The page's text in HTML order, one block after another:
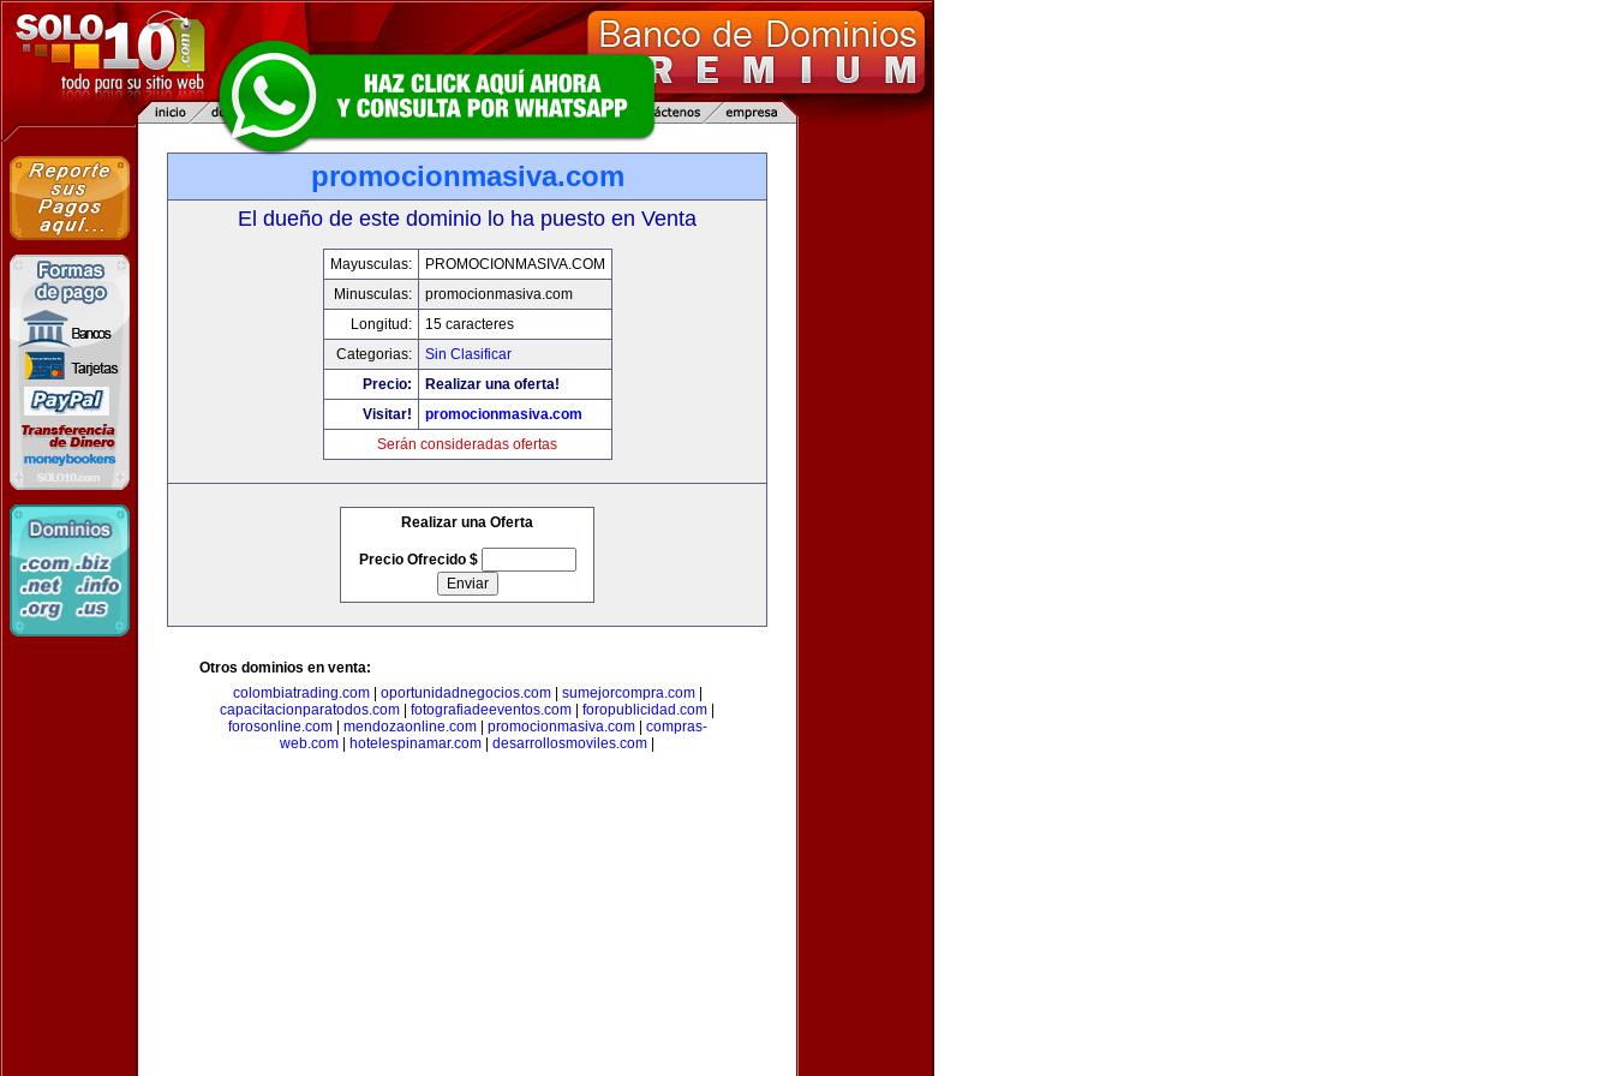
promocionmasiva.com
El dueño de este dominio lo ha puesto en Venta
Mayusculas:
PROMOCIONMASIVA.COM
Minusculas:
promocionmasiva.com
Longitud:
15 caracteres
Categorias:
Sin Clasificar
Precio:
Realizar una oferta!
Visitar!
promocionmasiva.com
Serán consideradas ofertas
Realizar una Oferta
Precio Ofrecido $
Otros dominios en venta:
colombiatrading.com| oportunidadnegocios.com| sumejorcompra.com|
capacitacionparatodos.com
fotografiadeeventos.com foropublicidad.com
forosonline.com| mendozaonline.com| promocionmasiva.com| compras-
web.com
hotelespinamar.com desarrollosmoviles.com